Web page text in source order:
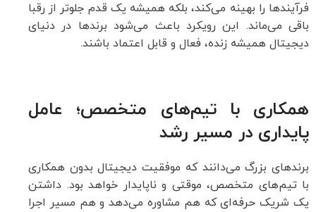
فرآیندها را بهینه می‌کند، بلکه همیشه یک قدم جلوتر از رقبا
باقی می‌ماند. این رویکرد باعث می‌شود برندها در دنیای
دیجیتال همیشه زنده، فعال و قابل اعتماد باشند.
همکاری با تیم‌های متخصص؛ عامل
پایداری در مسیر رشد
برندهای بزرگ می‌دانند که موفقیت دیجیتال بدون همکاری
با تیم‌های متخصص، موقتی و ناپایدار خواهد بود. داشتن
یک شریک حرفه‌ای که هم مشاوره می‌دهد و هم مسیر اجرا